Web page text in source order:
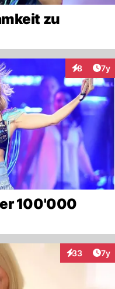
zu
8 7y
100'000
33
Interaktionen
7y